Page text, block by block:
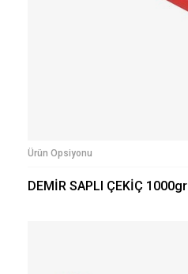
Ürün Opsiyonu
DEMİR SAPLI ÇEKİÇ 1000gr